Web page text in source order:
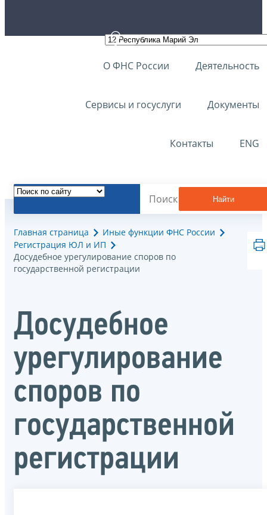
О ФНС России Деятельность
Сервисы и госуслуги Документы
Контакты ENG
Найти
Главная страница
Иные функции ФНС России
Регистрация ЮЛ и ИП
Досудебное урегулирование споров по
государственной регистрации
Досудебное
урегулирование
споров по
государственной
регистрации